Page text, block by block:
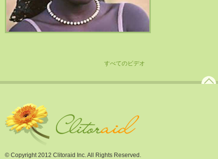
すべてのビデオ
© Copyright 2012 Clitoraid Inc. All Rights Reserved.